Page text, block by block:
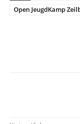
Open JeugdKamp